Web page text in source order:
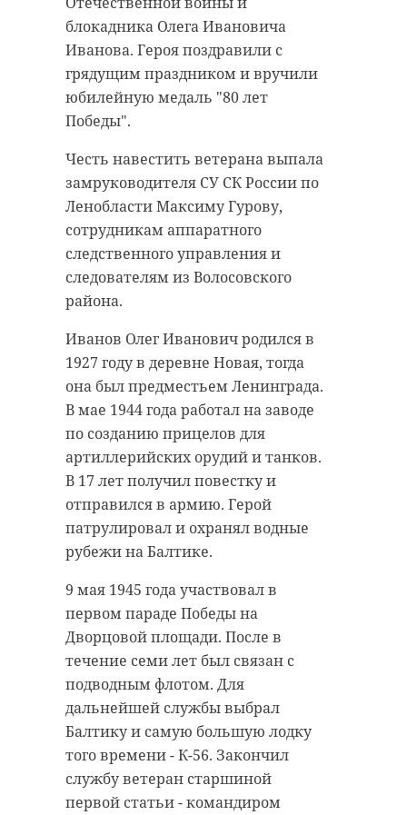
блокадника Олега Ивановича
Иванова. Героя поздравили с
грядущим праздником и вручили
юбилейную медаль "80 лет
Победы".
Честь навестить ветерана выпала
замруководителя СУ СК России по
Ленобласти Максиму Гурову,
сотрудникам аппаратного
следственного управления и
следователям из Волосовского
района.
Иванов Олег Иванович родился в
1927 году в деревне Новая, тогда
она был предместьем Ленинграда.
В мае 1944 года работал на заводе
по созданию прицелов для
артиллерийских орудий и танков.
В 17 лет получил повестку и
отправился в армию. Герой
патрулировал и охранял водные
рубежи на Балтике.
9 мая 1945 года участвовал в
первом параде Победы на
Дворцовой площади. После в
течение семи лет был связан с
подводным флотом. Для
дальнейшей службы выбрал
Балтику и самую большую лодку
того времени - К-56. Закончил
службу ветеран старшиной
первой статьи - командиром